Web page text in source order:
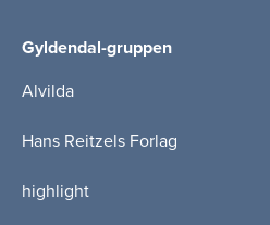
Gyldendal-gruppen
Alvilda
Hans Reitzels Forlag
highlight